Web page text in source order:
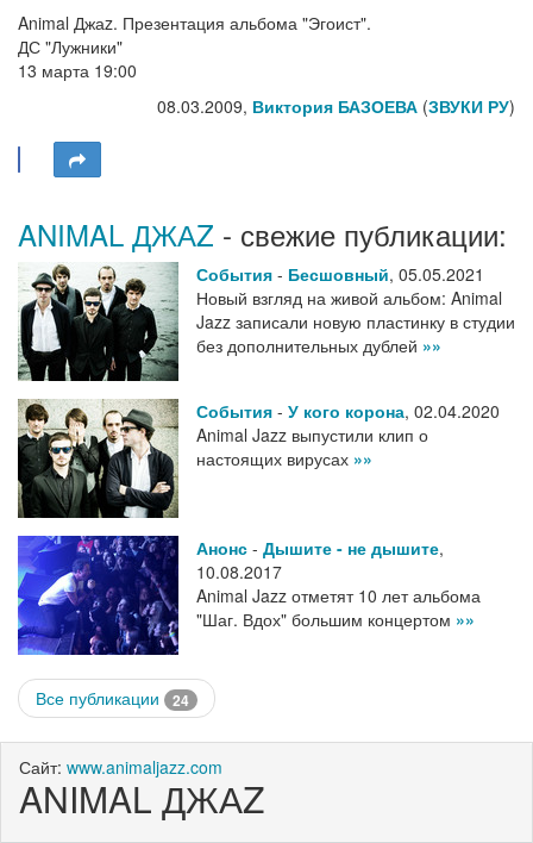
Animal Джаz. Презентация альбома "Эгоист".
ДС "Лужники"
13 марта 19:00
08.03.2009, Виктория БАЗОЕВА (ЗВУКИ РУ)
ANIMAL ДЖАZ - свежие публикации:
События - Бесшовный, 05.05.2021
Новый взгляд на живой альбом: Animal
Jazz записали новую пластинку в студии
без дополнительных дублей »»
События - У кого корона, 02.04.2020
Animal Jazz выпустили клип о
настоящих вирусах »»
Анонс - Дышите - не дышите,
10.08.2017
Animal Jazz отметят 10 лет альбома
"Шаг. Вдох" большим концертом »»
Все публикации 24
Сайт: www.animaljazz.com
ANIMAL ДЖАZ